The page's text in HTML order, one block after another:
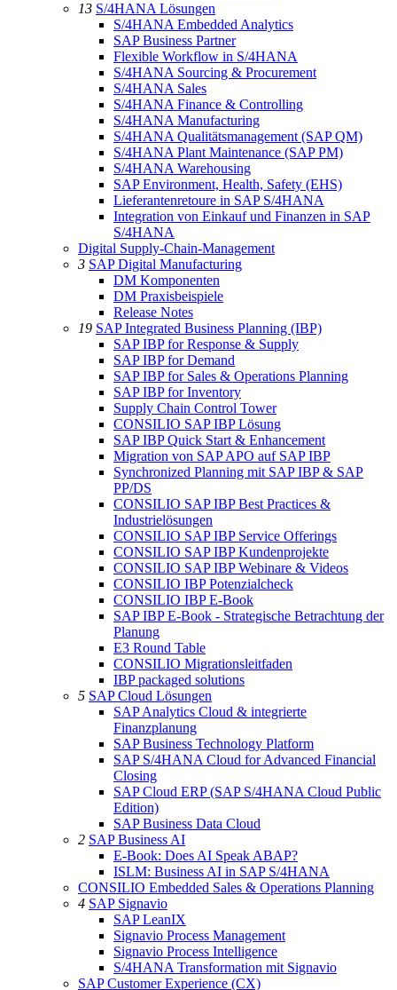
13 S/4HANA Lösungen
S/4HANA Embedded Analytics
SAP Business Partner
Flexible Workflow in S/4HANA
S/4HANA Sourcing & Procurement
S/4HANA Sales
S/4HANA Finance & Controlling
S/4HANA Manufacturing
S/4HANA Qualitätsmanagement (SAP QM)
S/4HANA Plant Maintenance (SAP PM)
S/4HANA Warehousing
SAP Environment, Health, Safety (EHS)
Lieferantenretoure in SAP S/4HANA
Integration von Einkauf und Finanzen in SAP
S/4HANA
Digital Supply-Chain-Management
3 SAP Digital Manufacturing
DM Komponenten
DM Praxisbeispiele
Release Notes
19 SAP Integrated Business Planning (IBP)
SAP IBP for Response & Supply
SAP IBP for Demand
SAP IBP for Sales & Operations Planning
SAP IBP for Inventory
Supply Chain Control Tower
CONSILIO SAP IBP Lösung
SAP IBP Quick Start & Enhancement
Migration von SAP APO auf SAP IBP
Synchronized Planning mit SAP IBP & SAP
PP/DS
CONSILIO SAP IBP Best Practices &
Industrielösungen
CONSILIO SAP IBP Service Offerings
CONSILIO SAP IBP Kundenprojekte
CONSILIO SAP IBP Webinare & Videos
CONSILIO IBP Potenzialcheck
CONSILIO IBP E-Book
SAP IBP E-Book - Strategische Betrachtung der
Planung
E3 Round Table
CONSILIO Migrationsleitfaden
IBP packaged solutions
5 SAP Cloud Lösungen
SAP Analytics Cloud & integrierte
Finanzplanung
SAP Business Technology Platform
SAP S/4HANA Cloud for Advanced Financial
Closing
SAP Cloud ERP (SAP S/4HANA Cloud Public
Edition)
SAP Business Data Cloud
2 SAP Business AI
E-Book: Does AI Speak ABAP?
ISLM: Business AI in SAP S/4HANA
CONSILIO Embedded Sales & Operations Planning
4 SAP Signavio
SAP LeanIX
Signavio Process Management
Signavio Process Intelligence
S/4HANA Transformation mit Signavio
SAP Customer Experience (CX)